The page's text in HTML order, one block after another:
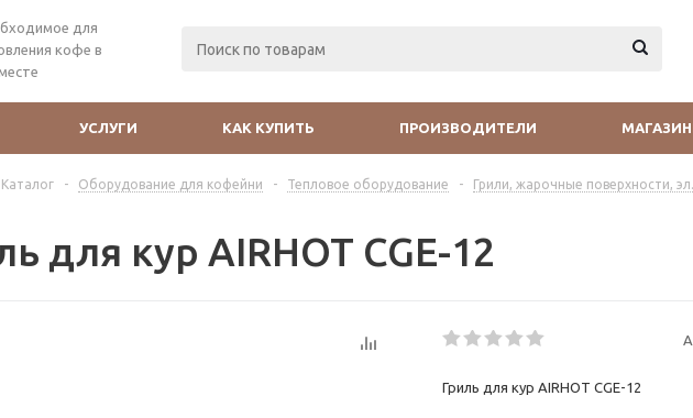
для
кофе в
УСЛУГИ КАК КУПИТЬ ПРОИЗВОДИТЕЛИ
Каталог - Оборудование для кофейни - Тепловое оборудование - Грили, жарочные поверхности,
для кур AIRHOT CGE-12
Гриль для кур AIRHOT CGE-12